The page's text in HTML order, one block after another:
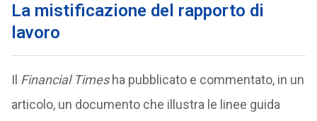
La mistificazione del rapporto di
lavoro
Il Financial Times ha pubblicato e commentato, in un
articolo, un documento che illustra le linee guida